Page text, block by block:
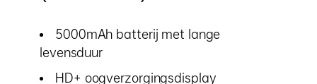
5000mAh batterij met lange
levensduur
HD+ oogverzorgingsdisplay